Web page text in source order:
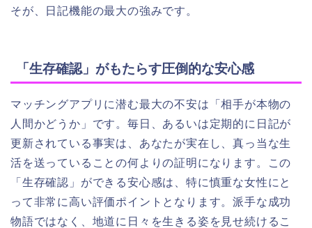
そが、日記機能の最大の強みです。
「生存確認」がもたらす圧倒的な安心感
マッチングアプリに潜む最大の不安は「相手が本物の
人間かどうか」です。毎日、あるいは定期的に日記が
更新されている事実は、あなたが実在し、真っ当な生
活を送っていることの何よりの証明になります。この
「生存確認」ができる安心感は、特に慎重な女性にと
って非常に高い評価ポイントとなります。派手な成功
物語ではなく、地道に日々を生きる姿を見せ続けるこ